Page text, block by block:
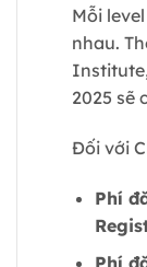
Mỗi
nhau.
2025 sẽ
Đối với
Phí